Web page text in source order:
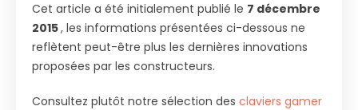
Cet article a été initialement publié le 7 décembre
2015, les informations présentées ci-dessous ne
reflètent peut-être plus les dernières innovations
proposées par les constructeurs.
Consultez plutôt notre sélection des claviers gamer